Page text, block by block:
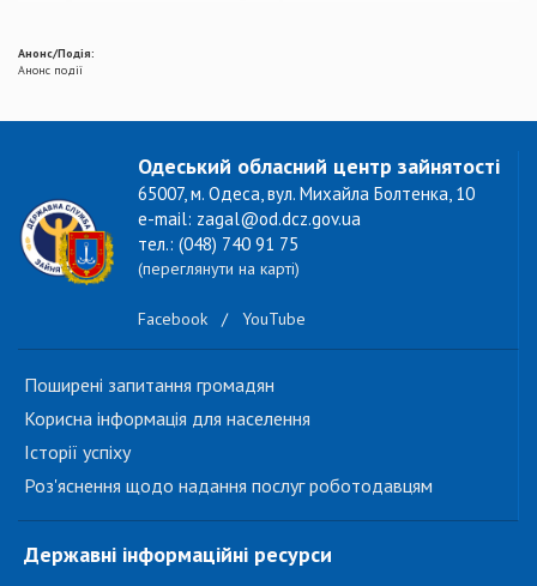
Анонс/Подія:
Анонс події
Одеський обласний центр зайнятості
65007, м. Одеса, вул. Михайла Болтенка, 10
e-mail: zagal@od.dcz.gov.ua
тел.: (048) 740 91 75
(переглянути на карті)
Facebook / YouTube
Поширені запитання громадян
Корисна інформація для населення
Історії успіху
Роз'яснення щодо надання послуг роботодавцям
Державні інформаційні ресурси